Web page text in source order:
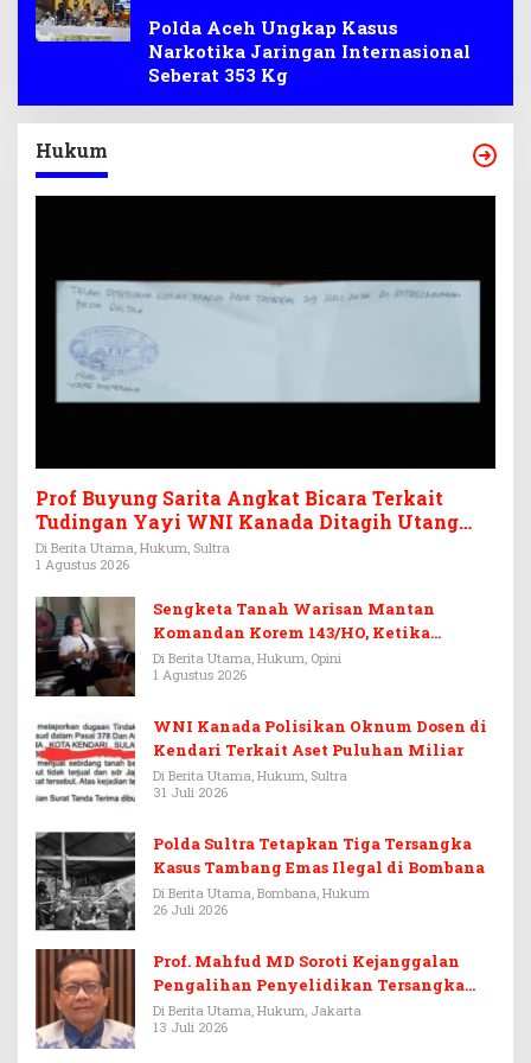
Polda Aceh Ungkap Kasus
Narkotika Jaringan Internasional
Seberat 353 Kg
Hukum
Prof Buyung Sarita Angkat Bicara Terkait
Tudingan Yayi WNI Kanada Ditagih Utang
Rp3,6 Miliar
Di Berita Utama, Hukum, Sultra
1 Agustus 2026
Sengketa Tanah Warisan Mantan
Komandan Korem 143/HO, Ketika
Warisan Menjadi Arena Pemerasan
Di Berita Utama, Hukum, Opini
1 Agustus 2026
WNI Kanada Polisikan Oknum Dosen di
Kendari Terkait Aset Puluhan Miliar
Di Berita Utama, Hukum, Sultra
31 Juli 2026
Polda Sultra Tetapkan Tiga Tersangka
Kasus Tambang Emas Ilegal di Bombana
Di Berita Utama, Bombana, Hukum
26 Juli 2026
Prof. Mahfud MD Soroti Kejanggalan
Pengalihan Penyelidikan Tersangka
Febrie Adriansyah
Di Berita Utama, Hukum, Jakarta
13 Juli 2026